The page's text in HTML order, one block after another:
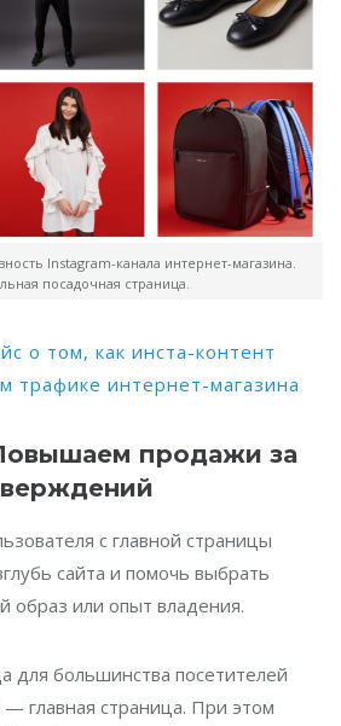
Instagram-канала интернет-магазина.
посадочная страница.
о том, как инста-контент
трафике интернет-магазина
продажи за
с главной страницы
сайта и помочь выбрать
образ или опыт владения.
для большинства посетителей
главная страница. При этом